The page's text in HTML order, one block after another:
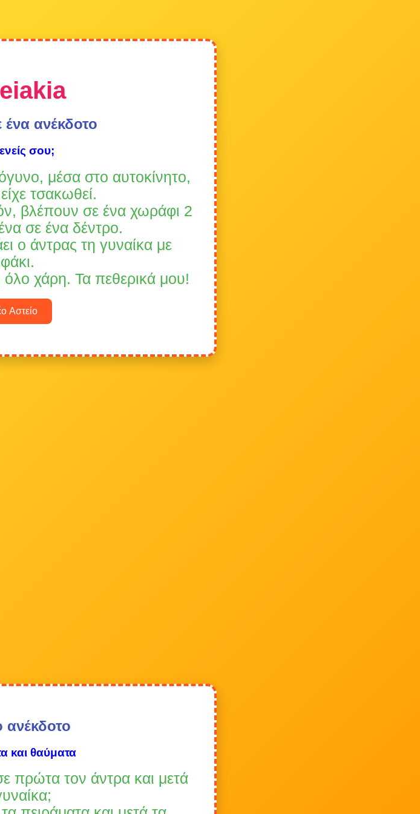
ανέκδοτο
σου;
μέσα στο αυτοκίνητο,
τσακωθεί.
βλέπουν σε ένα χωράφι 2
σε ένα δέντρο.
ο άντρας τη γυναίκα με
όλο χάρη. Τα πεθερικά μου!
Αστείο
ανέκδοτο
και θαύματα
πρώτα τον άντρα και μετά